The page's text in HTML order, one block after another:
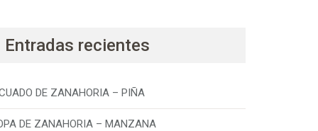
Entradas recientes
DE ZANAHORIA – PIÑA
DE ZANAHORIA – MANZANA